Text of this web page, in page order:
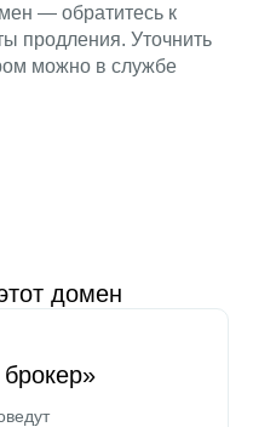
— обратитесь к
продления. Уточнить
можно в службе
домен